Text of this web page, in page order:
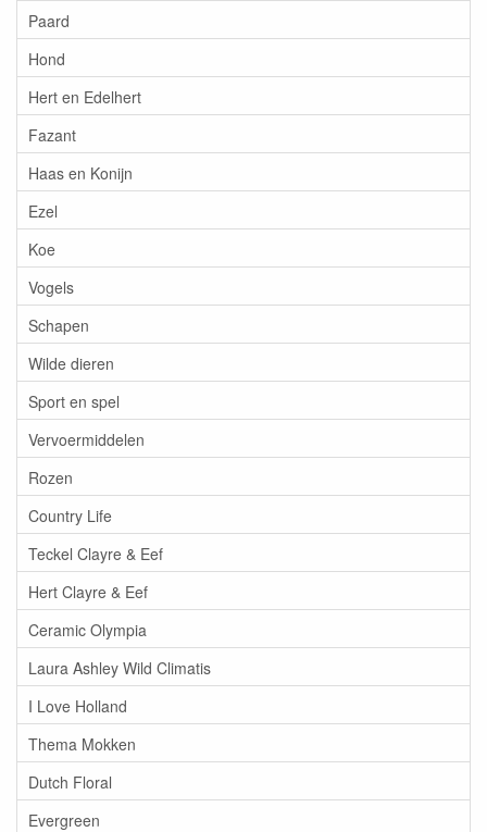
Paard
Hond
Hert en Edelhert
Fazant
Haas en Konijn
Ezel
Koe
Vogels
Schapen
Wilde dieren
Sport en spel
Vervoermiddelen
Rozen
Country Life
Teckel Clayre & Eef
Hert Clayre & Eef
Ceramic Olympia
Laura Ashley Wild Climatis
I Love Holland
Thema Mokken
Dutch Floral
Evergreen